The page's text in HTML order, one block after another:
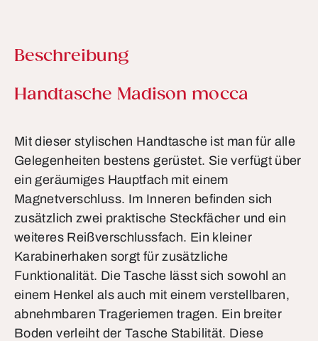
Beschreibung
Produktinformationen
Handtasche Madison mocca
Mit dieser stylischen Handtasche ist man für alle
Gelegenheiten bestens gerüstet. Sie verfügt über
ein geräumiges Hauptfach mit einem
Magnetverschluss. Im Inneren befinden sich
zusätzlich zwei praktische Steckfächer und ein
weiteres Reißverschlussfach. Ein kleiner
Karabinerhaken sorgt für zusätzliche
Funktionalität. Die Tasche lässt sich sowohl an
einem Henkel als auch mit einem verstellbaren,
abnehmbaren Trageriemen tragen. Ein breiter
Boden verleiht der Tasche Stabilität. Diese